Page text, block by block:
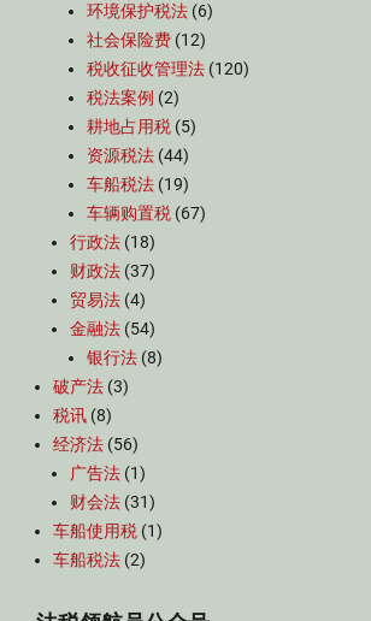
环境保护税法 (6)
社会保险费 (12)
税收征收管理法 (120)
税法案例 (2)
耕地占用税 (5)
资源税法 (44)
车船税法 (19)
车辆购置税 (67)
行政法 (18)
财政法 (37)
贸易法 (4)
金融法 (54)
银行法 (8)
破产法 (3)
税讯 (8)
经济法 (56)
广告法 (1)
财会法 (31)
车船使用税 (1)
车船税法 (2)